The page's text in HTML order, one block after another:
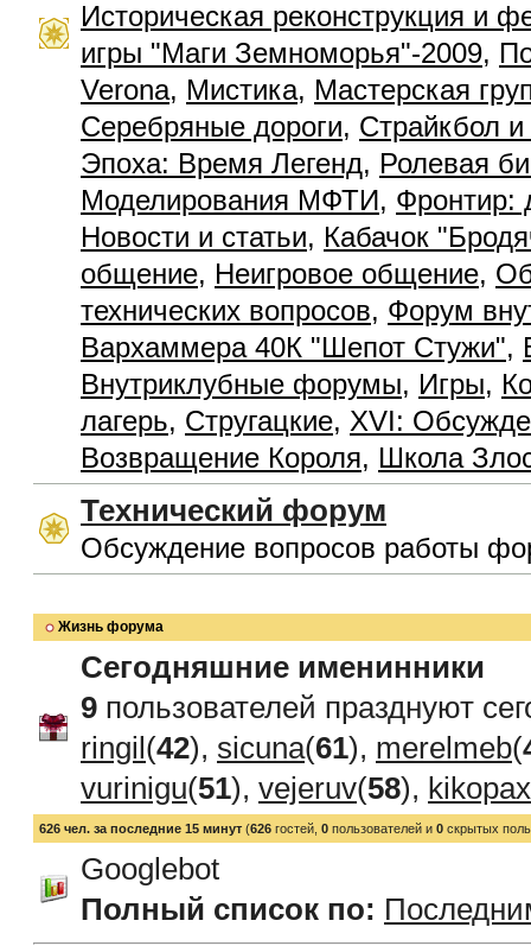
Историческая реконструкция и
игры "Маги Земноморья"-2009,
Verona, Мистика, Мастерская
Серебряные дороги, Страйкбол и
Эпоха: Время Легенд, Ролевая
Моделирования МФТИ, Фронтир:
Новости и статьи, Кабачок
общение, Неигровое общение,
технических вопросов, Форум
Вархаммера 40К "Шепот Стужи",
Внутриклубные форумы, Игры,
лагерь, Стругацкие, XVI:
Возвращение Короля, Школа
Технический форум
Обсуждение вопросов работы
Жизнь форума
Сегодняшние именинники
9 пользователей празднуют
ringil (42), sicuna(61), merelmeb(
vurinigu(51), vejeruv(58), kikopax
626 чел. за последние 15 минут (626 гостей, 0 пользователей и 0 скрытых
Googlebot
Полный список по: